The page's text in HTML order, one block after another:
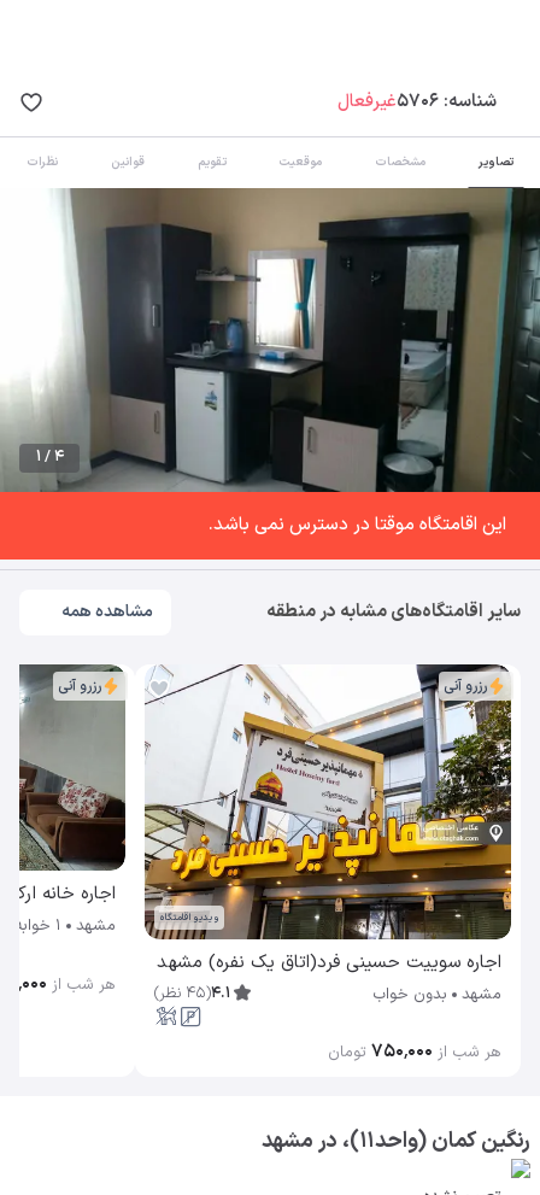
شناسه: 5706غیرفعال
تصاویر مشخصات موقعیت تقویم قوانین نظرات
1 / 4
این اقامتگاه موقتا در دسترس نمی باشد.
سایر اقامتگاه‌های مشابه در منطقه مشاهده همه
رزرو آنی
ویدیو اقامتگاه
اجاره سوییت حسینی فرد(اتاق یک نفره) مشهد
مشهد بدون خواب 4.1
(
45 نظر)
هر شب از ۷۵۰٬۰۰۰ تومان
رزرو آنی
اجاره خانه
مشهد 1 خوابه
هر شب از
رنگین کمان (واحد۱۱)، در مشهد